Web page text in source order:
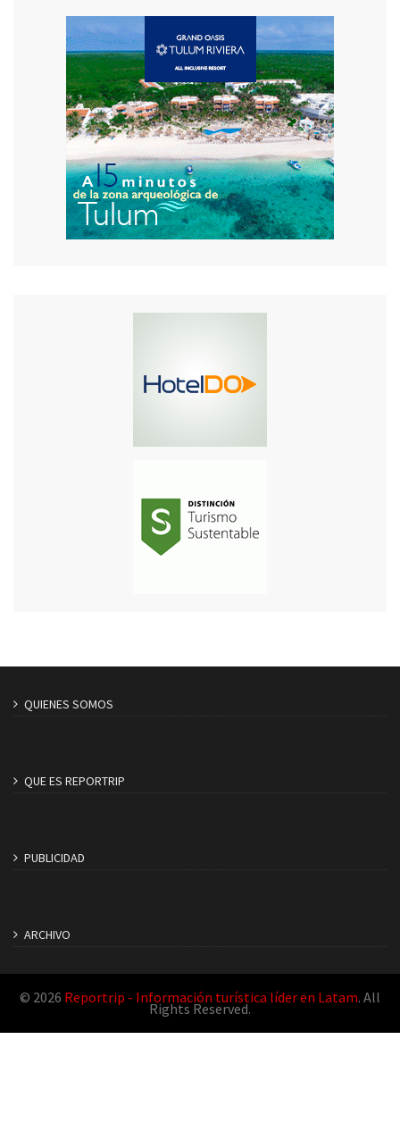
QUIENES SOMOS
QUE ES REPORTRIP
PUBLICIDAD
ARCHIVO
© 2026 Reportrip - Información turística líder en Latam. All
Rights Reserved.